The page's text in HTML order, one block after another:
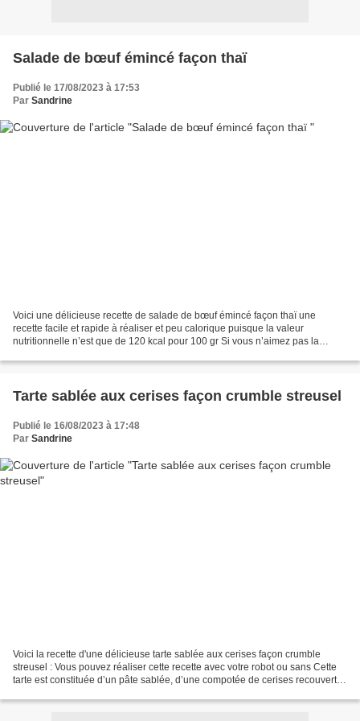
Salade de bœuf émincé façon thaï
Publié le 17/08/2023 à 17:53
Par Sandrine
Voici une délicieuse recette de salade de bœuf émincé façon thaï une
recette facile et rapide à réaliser et peu calorique puisque la valeur
nutritionnelle n’est que de 120 kcal pour 100 gr Si vous n’aimez pas la
Tarte sablée aux cerises façon crumble streusel
Publié le 16/08/2023 à 17:48
Par Sandrine
Voici la recette d'une délicieuse tarte sablée aux cerises façon crumble
streusel : Vous pouvez réaliser cette recette avec votre robot ou sans Cette
tarte est constituée d’un pâte sablée, d’une compotée de cerises recouverte